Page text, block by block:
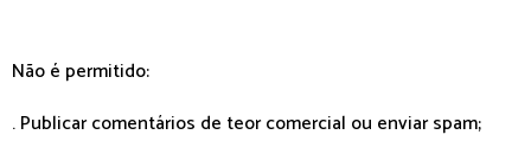
Não é permitido:
. Publicar comentários de teor comercial ou enviar spam;